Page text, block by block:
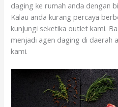
daging ke rumah anda dengan
Kalau anda kurang percaya
kunjungi seketika outlet kami.
menjadi agen daging di daerah
kami.